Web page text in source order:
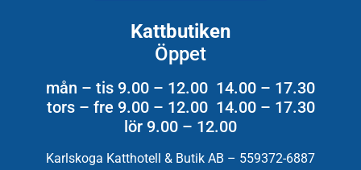
Kattbutiken
Öppet
mån – tis 9.00 – 12.00 14.00 – 17.30
tors – fre 9.00 – 12.00 14.00 – 17.30
lör 9.00 – 12.00
Karlskoga Katthotell & Butik AB – 559372-6887